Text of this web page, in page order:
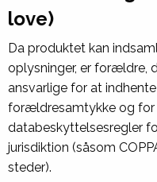
love)
Da produktet kan
oplysninger, er forældre,
ansvarlige for at
forældresamtykke og for
databeskyttelsesregler
jurisdiktion (såsom
steder).